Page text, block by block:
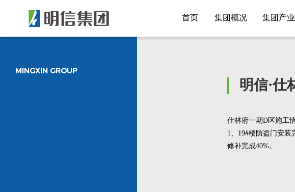
首页 集团概况 集团产业
MINGXIN GROUP
明信·仕
仕林府一期D区施工
1、19#楼防盗门安装
修补完成40%。